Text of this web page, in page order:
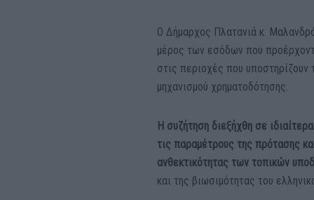
Ο Δήμαρχος Πλατανιά κ.
μέρος των εσόδων που
στις περιοχές που υποστηρίζουν
μηχανισμού χρηματοδότησης.
Η συζήτηση διεξήχθη σε
τις παραμέτρους της πρότασης
ανθεκτικότητας των τοπικών
και της βιωσιμότητας του